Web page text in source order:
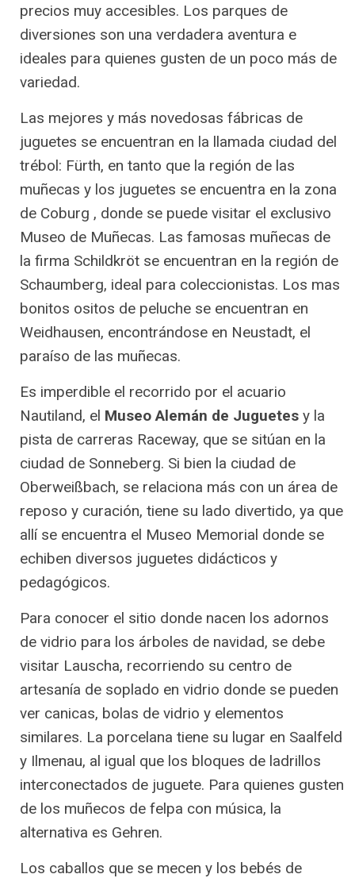
precios muy accesibles. Los parques de
diversiones son una verdadera aventura e
ideales para quienes gusten de un poco más de
variedad.
Las mejores y más novedosas fábricas de
juguetes se encuentran en la llamada ciudad del
trébol: Fürth, en tanto que la región de las
muñecas y los juguetes se encuentra en la zona
de Coburg , donde se puede visitar el exclusivo
Museo de Muñecas. Las famosas muñecas de
la firma Schildkröt se encuentran en la región de
Schaumberg, ideal para coleccionistas. Los mas
bonitos ositos de peluche se encuentran en
Weidhausen, encontrándose en Neustadt, el
paraíso de las muñecas.
Es imperdible el recorrido por el acuario
Nautiland, el Museo Alemán de Juguetes y la
pista de carreras Raceway, que se sitúan en la
ciudad de Sonneberg. Si bien la ciudad de
Oberweißbach, se relaciona más con un área de
reposo y curación, tiene su lado divertido, ya que
allí se encuentra el Museo Memorial donde se
echiben diversos juguetes didácticos y
pedagógicos.
Para conocer el sitio donde nacen los adornos
de vidrio para los árboles de navidad, se debe
visitar Lauscha, recorriendo su centro de
artesanía de soplado en vidrio donde se pueden
ver canicas, bolas de vidrio y elementos
similares. La porcelana tiene su lugar en Saalfeld
y Ilmenau, al igual que los bloques de ladrillos
interconectados de juguete. Para quienes gusten
de los muñecos de felpa con música, la
alternativa es Gehren.
Los caballos que se mecen y los bebés de